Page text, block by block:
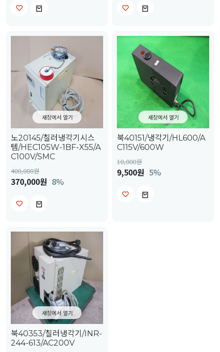
새창에서 열기
노20145/칠러냉각기시스
템/HEC105W-1BF-X55/A
C100V/SMC
400,000원
370,000원 8%
새창에서 열기
북40151/냉각기/HL600/A
C115V/600W
10,000원
9,500원 5%
새창에서 열기
북40353/칠러냉각기/INR-
244-613/AC200V